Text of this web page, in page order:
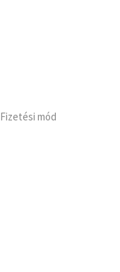
Fizetési mód